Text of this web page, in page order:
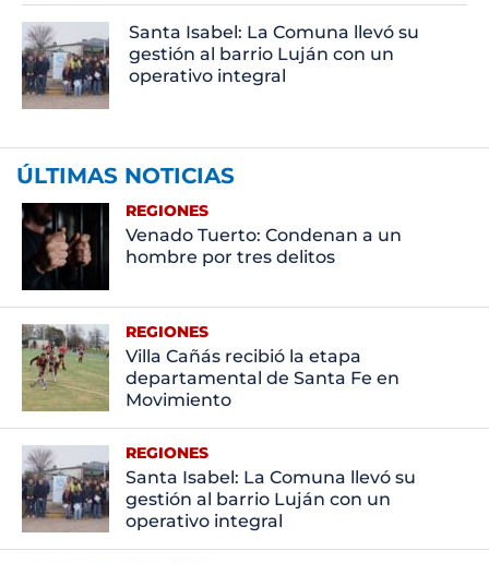
Santa Isabel: La Comuna llevó su
gestión al barrio Luján con un
operativo integral
ÚLTIMAS NOTICIAS
REGIONES
Venado Tuerto: Condenan a un
hombre por tres delitos
REGIONES
Villa Cañás recibió la etapa
departamental de Santa Fe en
Movimiento
REGIONES
Santa Isabel: La Comuna llevó su
gestión al barrio Luján con un
operativo integral